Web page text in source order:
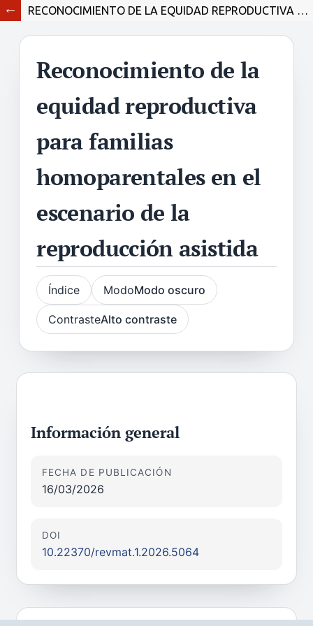
RECONOCIMIENTO DE LA EQUIDAD REPRODUCTIVA PARA FAMILIAS HOMOPARENTALES EN EL ESCENARIO DE LA REPRODUCCIÓN ASISTIDA